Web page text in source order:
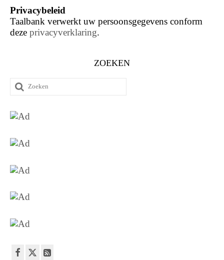
Privacybeleid
Taalbank verwerkt uw persoonsgegevens conform
deze privacyverklaring.
ZOEKEN
Zoeken
naar: